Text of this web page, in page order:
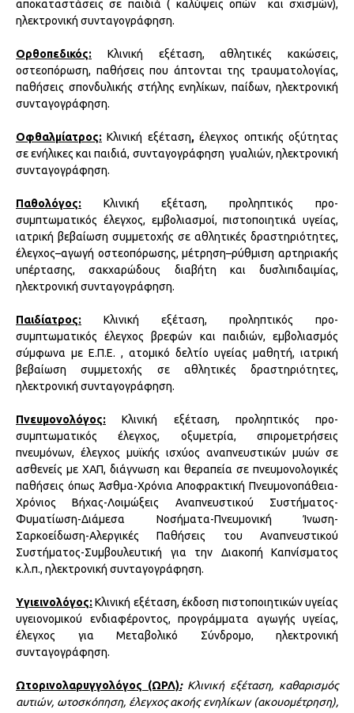
αποκαταστάσεις σε παιδιά ( καλύψεις οπών και σχισμών),
ηλεκτρονική συνταγογράφηση.
Ορθοπεδικός: Κλινική εξέταση, αθλητικές κακώσεις,
οστεοπόρωση, παθήσεις που άπτονται της τραυματολογίας,
παθήσεις σπονδυλικής στήλης ενηλίκων, παίδων, ηλεκτρονική
συνταγογράφηση.
Οφθαλμίατρος: Κλινική εξέταση,έλεγχος οπτικής οξύτητας
σε ενήλικες και παιδιά, συνταγογράφηση γυαλιών, ηλεκτρονική
συνταγογράφηση.
Παθολόγος: Κλινική εξέταση, προληπτικός προ-
συμπτωματικός έλεγχος, εμβολιασμοί, πιστοποιητικά υγείας,
ιατρική βεβαίωση συμμετοχής σε αθλητικές δραστηριότητες,
έλεγχος–αγωγή οστεοπόρωσης, μέτρηση–ρύθμιση αρτηριακής
υπέρτασης, σακχαρώδους διαβήτη και δυσλιπιδαιμίας,
ηλεκτρονική συνταγογράφηση.
Παιδίατρος: Κλινική εξέταση, προληπτικός προ-
συμπτωματικός έλεγχος βρεφών και παιδιών, εμβολιασμός
σύμφωνα με Ε.Π.Ε. , ατομικό δελτίο υγείας μαθητή, ιατρική
βεβαίωση συμμετοχής σε αθλητικές δραστηριότητες,
ηλεκτρονική συνταγογράφηση.
Πνευμονολόγος: Κλινική εξέταση, προληπτικός προ-
συμπτωματικός έλεγχος, οξυμετρία, σπιρομετρήσεις
πνευμόνων, έλεγχος μυϊκής ισχύος αναπνευστικών μυών σε
ασθενείς με ΧΑΠ, διάγνωση και θεραπεία σε πνευμονολογικές
παθήσεις όπως Άσθμα-Χρόνια Αποφρακτική Πνευμονοπάθεια-
Χρόνιος Βήχας-Λοιμώξεις Αναπνευστικού Συστήματος-
Φυματίωση-Διάμεσα Νοσήματα-Πνευμονική Ίνωση-
Σαρκοείδωση-Αλεργικές Παθήσεις του Αναπνευστικού
Συστήματος-Συμβουλευτική για την Διακοπή Καπνίσματος
κ.λ.π., ηλεκτρονική συνταγογράφηση.
Υγιεινολόγος: Κλινική εξέταση, έκδοση πιστοποιητικών υγείας
υγειονομικού ενδιαφέροντος, προγράμματα αγωγής υγείας,
έλεγχος για Μεταβολικό Σύνδρομο, ηλεκτρονική
συνταγογράφηση.
Ωτορινολαρυγγολόγος (ΩΡΛ):Κλινική εξέταση, καθαρισμός
αυτιών, ωτοσκόπηση, έλεγχος ακοής ενηλίκων (ακουομέτρηση),